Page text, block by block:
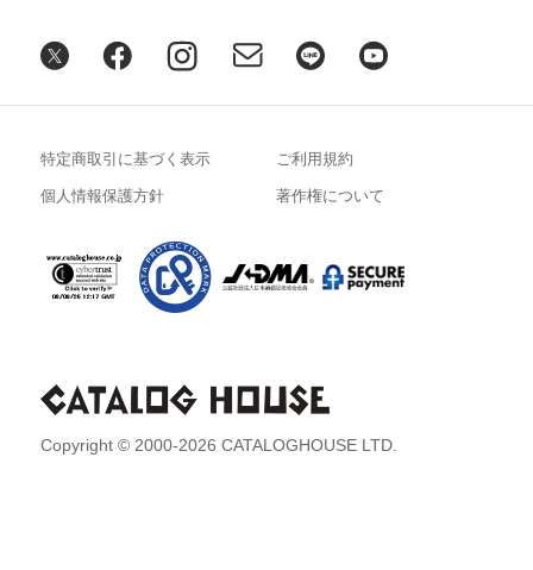
Copyright © 2000-2026 CATALOGHOUSE LTD.
特定商取引に基づく表示 ご利用規約
個人情報保護方針 著作権について